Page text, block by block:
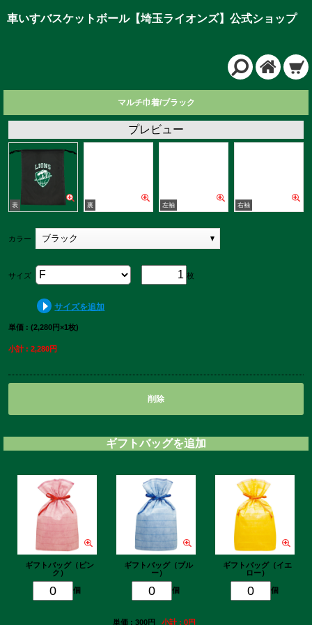
車いすバスケットボール【埼玉ライオンズ】公式ショップ
マルチ巾着/ブラック
プレビュー
カラー ブラック
枚
サイズ
サイズを追加
単価 : (2,280円×1枚)
小計 : 2,280円
削除
ギフトバッグを追加
ギフトバッグ（ピン
ク）
個
ギフトバッグ（ブル
ー）
個
ギフトバッグ（イエ
ロー）
個
単価 : 300円 小計 : 0円